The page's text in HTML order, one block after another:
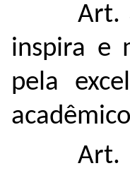
Art.
inspira e
pela
Art.